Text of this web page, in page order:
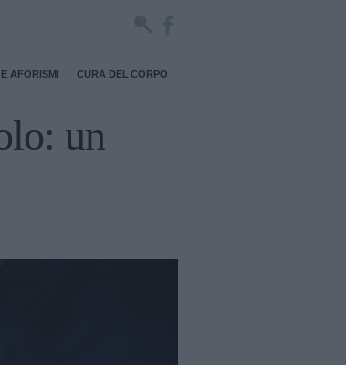
AFORISMI CURA DEL CORPO
un